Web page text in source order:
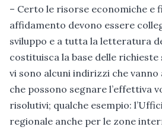
– Certo le risorse economiche e
affidamento devono essere
sviluppo e a tutta la letteratura
costituisca la base delle richieste
vi sono alcuni indirizzi che
che possono segnare l’effettiva
risolutivi; qualche esempio:
regionale anche per le zone